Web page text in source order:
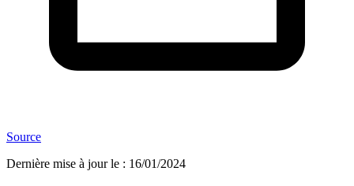
Source
Dernière mise à jour le : 16/01/2024